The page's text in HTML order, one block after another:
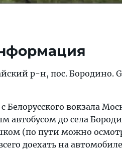
р-н, пос. Бородино.
Бeлopyccкoгo вoкзaлa
aвтoбycoм дo ceлa
(по пути можно
доехать на